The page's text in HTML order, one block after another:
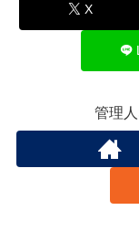
X
管理